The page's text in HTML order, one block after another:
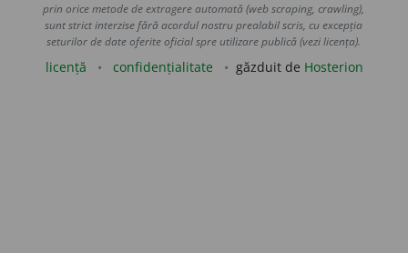
prin orice metode de extragere automată (web scraping, crawling),
sunt strict interzise fără acordul nostru prealabil scris, cu excepția
seturilor de date oferite oficial spre utilizare publică (vezi licența).
licență confidențialitate găzduit de Hosterion